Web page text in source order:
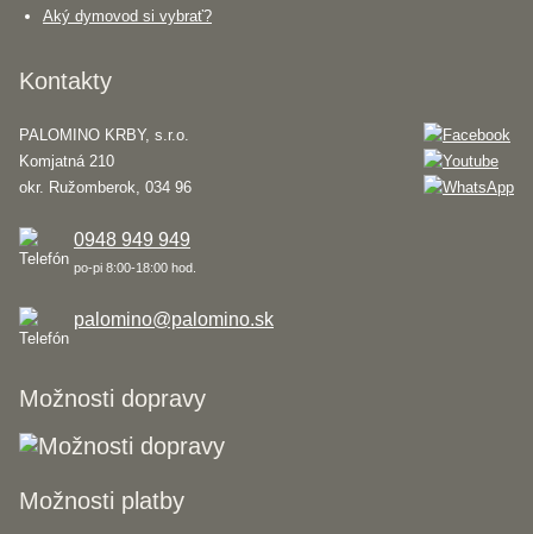
Aký dymovod si vybrať?
Kontakty
PALOMINO KRBY, s.r.o.
Komjatná 210
okr. Ružomberok, 034 96
0948 949 949
po-pi 8:00-18:00 hod.
palomino@palomino.sk
Možnosti dopravy
Možnosti platby